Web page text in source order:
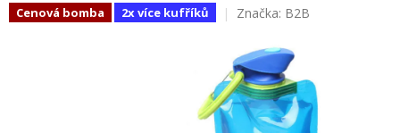
Cenová bomba 2x více kufříků Značka: B2B